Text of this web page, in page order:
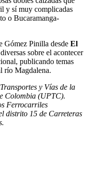
y sí muy complicadas
o Bucaramanga-
Gómez Pinilla desde El
sobre el acontecer
publicando temas
río Magdalena.
y Vías de la
Colombia (UPTC).
Ferrocarriles
distrito 15 de Carreteras